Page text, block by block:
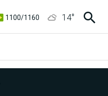
3,8/4
14°